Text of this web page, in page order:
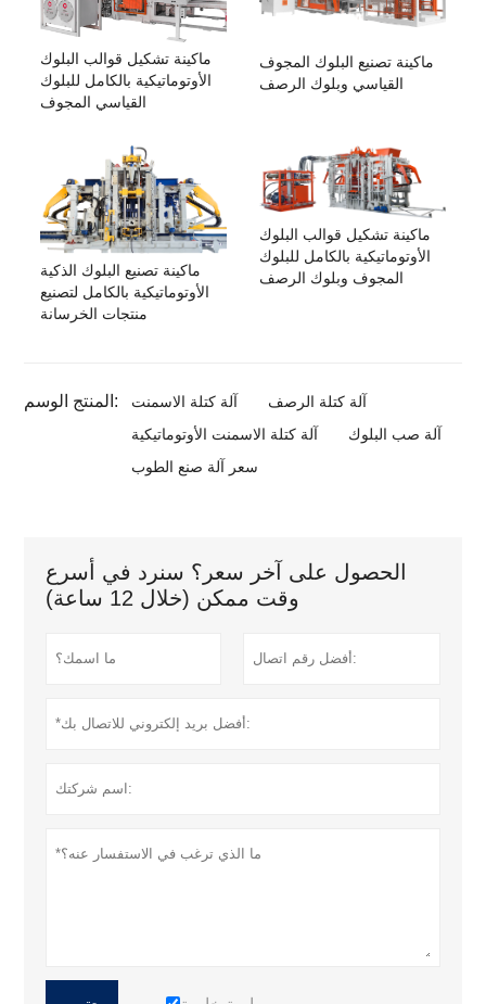
ماكينة تشكيل قوالب البلوك
الأوتوماتيكية بالكامل للبلوك
القياسي المجوف
ماكينة تصنيع البلوك المجوف
القياسي وبلوك الرصف
ماكينة تصنيع البلوك الذكية
الأوتوماتيكية بالكامل لتصنيع
منتجات الخرسانة
ماكينة تشكيل قوالب البلوك
الأوتوماتيكية بالكامل للبلوك
المجوف وبلوك الرصف
المنتج الوسم: آلة كتلة الاسمنت
آلة كتلة الرصف
آلة كتلة الاسمنت الأوتوماتيكية
آلة صب البلوك
سعر آلة صنع الطوب
الحصول على آخر سعر؟ سنرد في أسرع
وقت ممكن (خلال 12 ساعة)